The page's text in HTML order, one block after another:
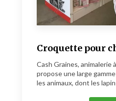
Croquette pour
Cash Graines, animalerie
propose une large
les animaux, dont les